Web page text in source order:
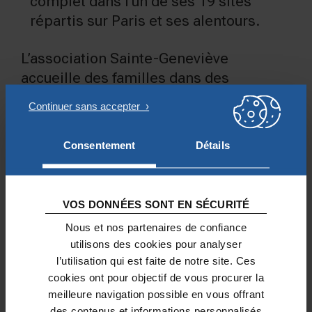
Consentement Détails
VOS DONNÉES SONT EN SÉCURITÉ
Nous et nos partenaires de confiance
utilisons des cookies pour analyser
l’utilisation qui est faite de notre site. Ces
cookies ont pour objectif de vous procurer la
meilleure navigation possible en vous offrant
répartis sur Paris et ses alentours.
L’association Sainte-Geneviève
accueille des familles dans des
disposition pour une durée déterminée
pérenne pour pouvoir se passer à terme
accompagnement logement
parallèle, elle accompagne ces familles
dans leur réinsertion. Les financements
octroyés par la Fondation Notre Dame
concernent principalement la
rénovation des logements.